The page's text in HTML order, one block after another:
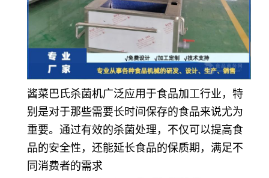
酱菜巴氏杀菌机广泛应用于食品加工行业，特
别是对于那些需要长时间保存的食品来说尤为
重要。通过有效的杀菌处理，不仅可以提高食
品的安全性，还能延长食品的保质期，满足不
同消费者的需求